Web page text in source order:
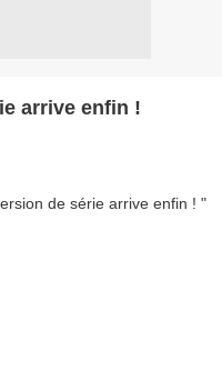
arrive enfin !